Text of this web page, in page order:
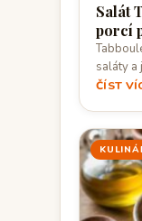
Salát
porcí
saláty a
velké…
ČÍST